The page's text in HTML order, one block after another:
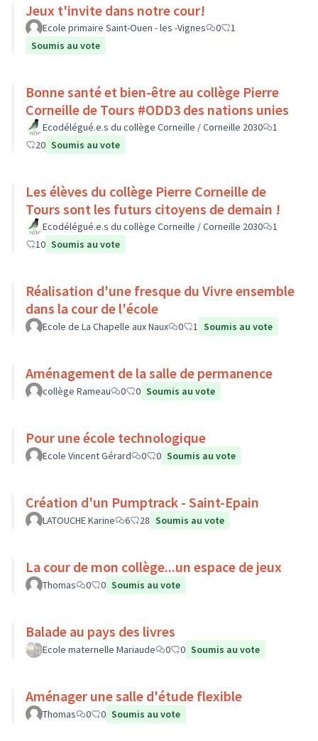
Jeux t'invite dans notre cour!
Ecole primaire Saint-Ouen - les -Vignes 0
1
Soumis au vote
Bonne santé et bien-être au collège Pierre
Corneille de Tours #ODD3 des nations unies
Ecodélégué.e.s du collège Corneille / Corneille 2030
1
20 Soumis au vote
Les élèves du collège Pierre Corneille de
Tours sont les futurs citoyens de demain !
Ecodélégué.e.s du collège Corneille / Corneille 2030
1
10 Soumis au vote
Réalisation d'une fresque du Vivre ensemble
dans la cour de l'école
Ecole de La Chapelle aux Naux 0 1 Soumis au vote
Aménagement de la salle de permanence
collège Rameau 0 0 Soumis au vote
Pour une école technologique
Ecole Vincent Gérard 0 0 Soumis au vote
Création d'un Pumptrack - Saint-Epain
LATOUCHE Karine 6 28 Soumis au vote
La cour de mon collège...un espace de jeux
Thomas 0 0 Soumis au vote
Balade au pays des livres
Ecole maternelle Mariaude 0 0 Soumis au vote
Aménager une salle d'étude flexible
Thomas 0 0 Soumis au vote